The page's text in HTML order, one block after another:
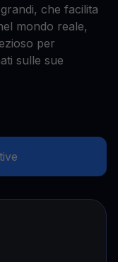
che facilita
mondo reale,
per
sulle sue